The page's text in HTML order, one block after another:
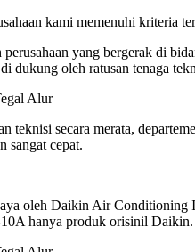
kami memenuhi kriteria
perusahaan yang bergerak di
dukung oleh ratusan tenaga
teknisi secara merata,
sangat cepat.
oleh Daikin Air
hanya produk orisinil